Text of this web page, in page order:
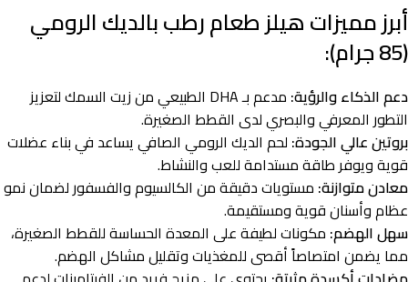
أبرز مميزات هيلز طعام رطب بالديك الرومي
(85 جرام):
دعم الذكاء والرؤية:
مدعم بـ DHA الطبيعي من زيت السمك لتعزيز
التطور المعرفي والبصري لدى القطط الصغيرة.
بروتين عالي الجودة: لحم الديك الرومي الصافي يساعد في بناء عضلات
قوية ويوفر طاقة مستدامة للعب والنشاط.
معادن متوازنة: مستويات دقيقة من الكالسيوم والفسفور لضمان نمو
عظام وأسنان قوية ومستقيمة.
سهل الهضم: مكونات لطيفة على المعدة الحساسة للقطط الصغيرة،
مما يضمن امتصاصاً أقصى للمغذيات وتقليل مشاكل الهضم.